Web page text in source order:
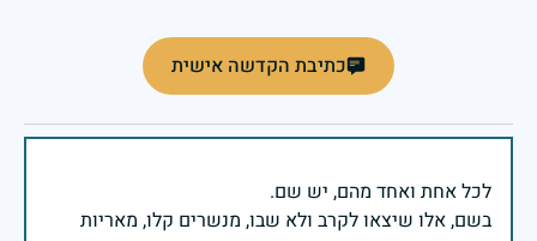
כתיבת הקדשה אישית
בשם, אלו שיצאו לקרב ולא שבו, מנשרים קלו, מאריות